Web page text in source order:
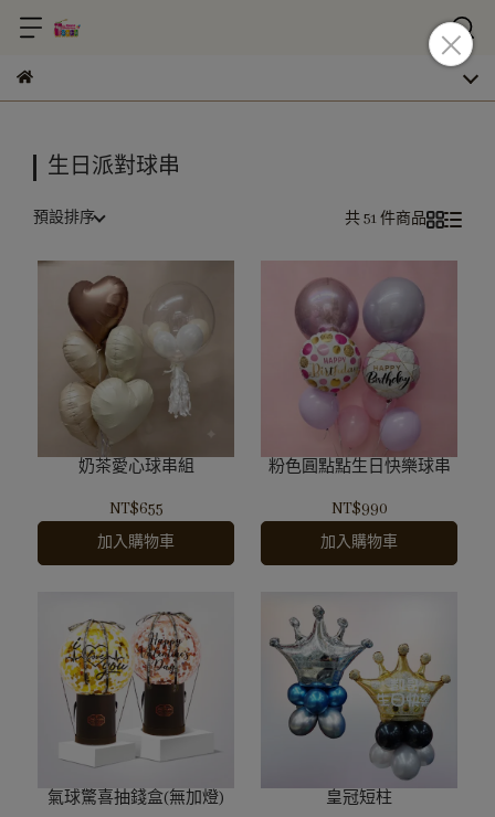
生日派對球串
預設排序 共 51 件商品
奶茶愛心球串組
NT$655
加入購物車
粉色圓點點生日快樂球串
NT$990
加入購物車
氣球驚喜抽錢盒(無加燈) 皇冠短柱